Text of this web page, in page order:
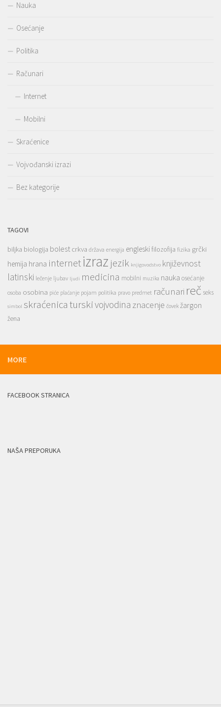
Nauka
Osećanje
Politika
Računari
Internet
Mobilni
Skraćenice
Vojvođanski izrazi
Bez kategorije
TAGOVI
biljka biologija bolest crkva država energija engleskifilozofija fizika grčki
hemija hrana internetizraz jezik knjigovodstvo književnost
latinski lečenje ljubav ljudi medicina mobilni muzika nauka osećanje
osoba osobina piće plaćanje pojam politika pravo predmet računari reč seks
simbol skraćenicaturskivojvodina znacenje čovek žargon
žena
MORE
FACEBOOK STRANICA
NAŠA PREPORUKA